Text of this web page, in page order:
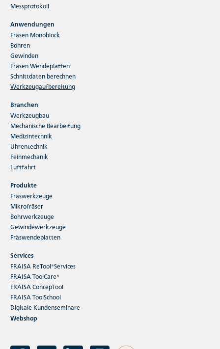
Messprotokoll
Anwendungen
Fräsen Monoblock
Bohren
Gewinden
Fräsen Wendeplatten
Schnittdaten berechnen
Werkzeugaufbereitung
Branchen
Werkzeugbau
Mechanische Bearbeitung
Medizintechnik
Uhrentechnik
Feinmechanik
Luftfahrt
Produkte
Fräswerkzeuge
Mikrofräser
Bohrwerkzeuge
Gewindewerkzeuge
Fräswendeplatten
Services
FRAISA ReTool®Services
FRAISA ToolCare®
FRAISA ConcepTool
FRAISA ToolSchool
Digitale Kundenseminare
Webshop